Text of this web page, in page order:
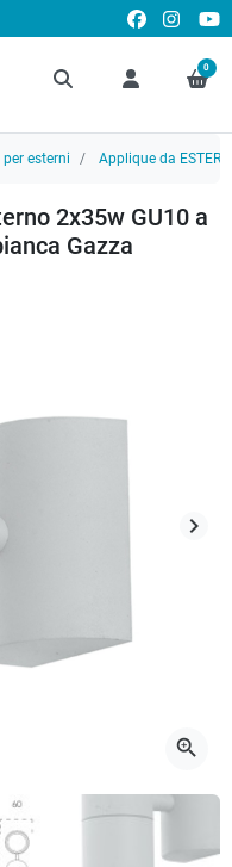
0
per esterni Applique da
2x35w GU10 a
Gazza
keyboard_arrow_right
zoom_in